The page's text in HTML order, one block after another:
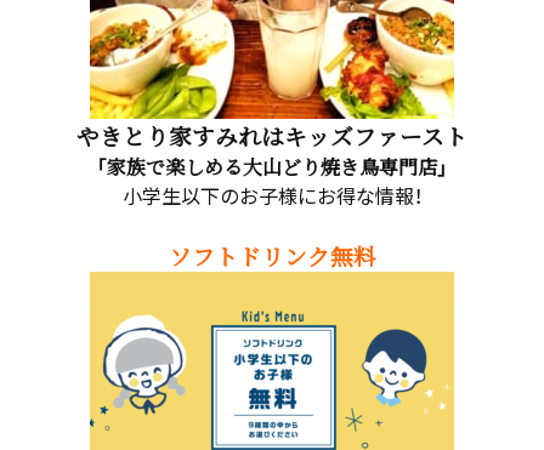
やきとり家すみれはキッズファースト
「家族で楽しめる大山どり焼き鳥専門店」
小学生以下のお子様にお得な情報！
ソフトドリンク無料